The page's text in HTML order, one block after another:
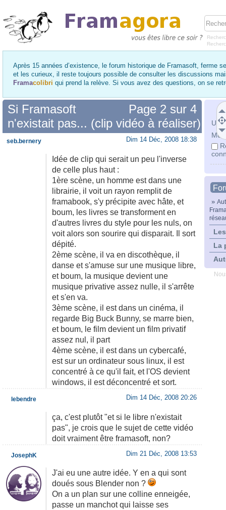
Après 15 années d’existence, le forum historique de Framasoft, ferme
et les curieux, il reste toujours possible de consulter les discussions
Framacolibri qui prend la relève. Si vous avez des questions, on se
Mot
»
La
Page 2 sur 4
Si Framasoft
n'existait pas... (clip vidéo à réaliser)
Dim 14 Déc, 2008 18:38
Idée de clip qui serait un peu l'inverse
de celle plus haut :
1ère scène, un homme est dans une
librairie, il voit un rayon remplit de
framabook, s'y précipite avec hâte, et
boum, les livres se transforment en
d'autres livres du style pour les nuls, on
voit alors son sourire qui disparait. Il sort
dépité.
2ème scène, il va en discothèque, il
danse et s'amuse sur une musique libre,
et boum, la musique devient une
musique privative assez nulle, il s'arrête
et s'en va.
3ème scène, il est dans un cinéma, il
regarde Big Buck Bunny, se marre bien,
et boum, le film devient un film privatif
assez nul, il part
4ème scène, il est dans un cybercafé,
est sur un ordinateur sous linux, il est
concentré à ce qu'il fait, et l'OS devient
windows, il est déconcentré et sort.
seb.bernery
Dim 14 Déc, 2008 20:26
ça, c'est plutôt "et si le libre n'existait
pas", je crois que le sujet de cette vidéo
doit vraiment être framasoft, non?
lebendre
Dim 21 Déc, 2008 13:53
J'ai eu une autre idée. Y en a qui sont
doués sous Blender non ?
On a un plan sur une colline enneigée,
passe un manchot qui laisse ses
JosephK